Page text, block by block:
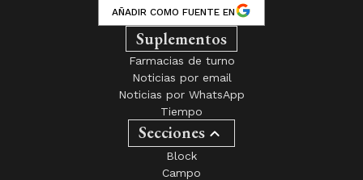
AÑADIR COMO FUENTE EN
Suplementos
Farmacias de turno
Noticias por email
Noticias por WhatsApp
Tiempo
Secciones
Block
Campo